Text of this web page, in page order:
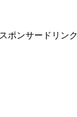
スポンサードリンク